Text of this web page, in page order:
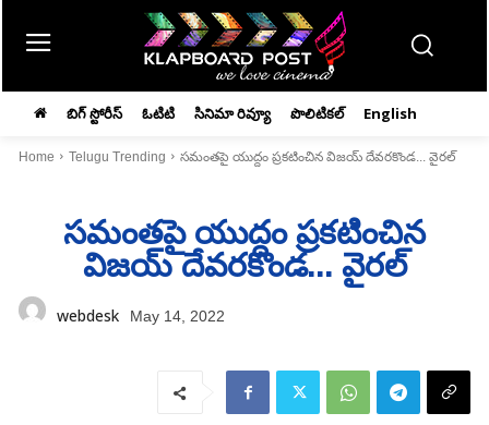
బిగ్ స్టోరీస్ ఓటిటి సినిమా రివ్యూ పొలిటికల్ English
Home Telugu Trending సమంతపై యుద్దం ప్రకటించిన విజయ్‌ దేవరకొండ... వైరల్‌
సమంతపై యుద్దం ప్రకటించిన
విజయ్‌ దేవరకొండ… వైరల్‌
webdesk May 14, 2022